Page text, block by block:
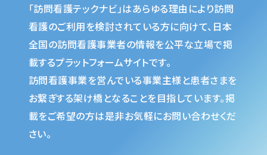
「訪問看護テックナビ」はあらゆる理由により訪問
看護のご利用を検討されている方に向けて、日本
全国の訪問看護事業者の情報を公平な立場で掲
載するプラットフォームサイトです。
訪問看護事業を営んでいる事業主様と患者さまを
お繋ぎする架け橋となることを目指しています。掲
載をご希望の方は是非お気軽にお問い合わせくだ
さい。